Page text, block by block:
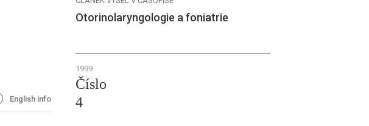
English info
Otorinolaryngologie a foniatrie
1999
Číslo
4